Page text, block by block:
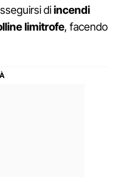
diincendi
limitrofe, facendo